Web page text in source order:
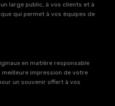
large public, à vos clients et à
qui permet à vos équipes de
en matière responsable
meilleure impression de votre
un souvenir offert à vos